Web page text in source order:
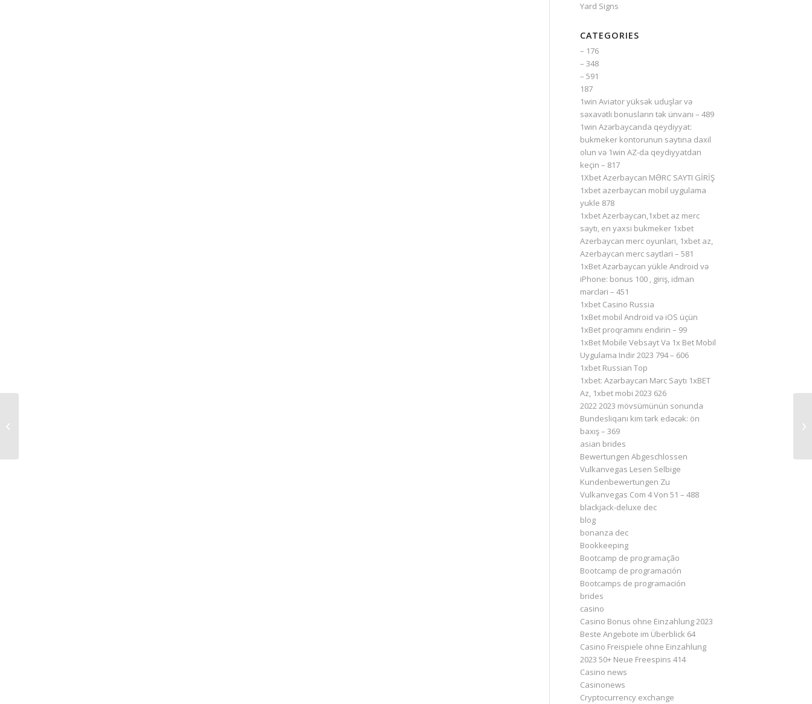
Yard Signs
CATEGORIES
– 176
– 348
– 591
187
1win Aviator yüksək uduşlar və
səxavətli bonusların tək ünvanı – 489
1win Azərbaycanda qeydiyyat:
bukmeker kontorunun saytına daxil
olun və 1win AZ-da qeydiyyatdan
keçin – 817
1Xbet Azerbaycan MƏRC SAYTI GİRİŞ
1xbet azerbaycan mobil uygulama
yukle 878
1xbet Azerbaycan,1xbet az merc
saytı, en yaxsi bukmeker 1xbet
Azerbaycan merc oyunlari, 1xbet az,
Azerbaycan merc saytlari – 581
1xBet Azərbaycan yükle Android və
iPhone: bonus 100 , giriş, idman
mərcləri – 451
1xbet Casino Russia
1xBet mobil Android və iOS üçün
1xBet proqramını endirin – 99
1xBet Mobile Vebsayt Və 1x Bet Mobil
Uygulama Indir 2023 794 – 606
1xbet Russian Top
1xbet: Azərbaycan Mərc Saytı 1xBET
Az, 1xbet mobi 2023 626
2022 2023 mövsümünün sonunda
Bundesliqanı kim tərk edəcək: ön
baxış – 369
asian brides
Bewertungen Abgeschlossen
Vulkanvegas Lesen Selbige
Kundenbewertungen Zu
Vulkanvegas Com 4 Von 51 – 488
blackjack-deluxe dec
blog
bonanza dec
Bookkeeping
Bootcamp de programação
Bootcamp de programación
Bootcamps de programación
brides
casino
Casino Bonus ohne Einzahlung 2023 ️
Beste Angebote im Überblick 64
Casino Freispiele ohne Einzahlung
2023 50+ Neue Freespins 414
Casino news
Casinonews
Cryptocurrency exchange